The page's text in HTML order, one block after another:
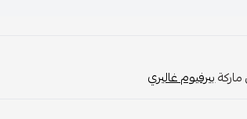
بيرفيوم غاليري